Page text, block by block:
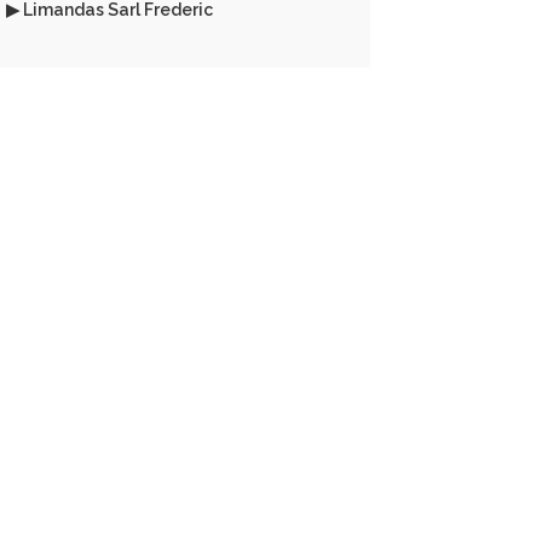
▶ Limandas Sarl Frederic